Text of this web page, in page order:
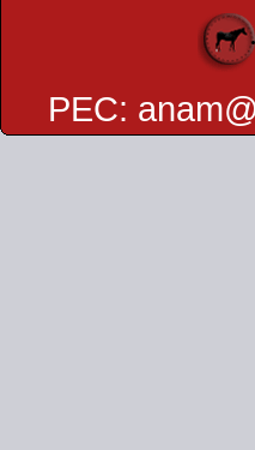
PEC: